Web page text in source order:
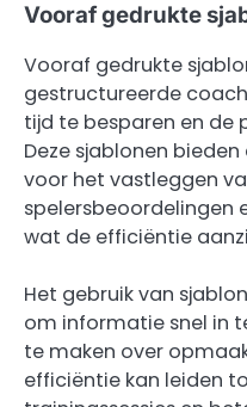
Vooraf gedrukte
Vooraf gedrukte
gestructureerde
tijd te besparen en de
Deze sjablonen
voor het vastleggen
spelersbeoordelingen
wat de efficiëntie
Het gebruik van
om informatie snel in
te maken over
efficiëntie kan leiden